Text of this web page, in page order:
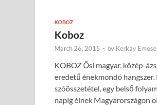
KOBOZ
Koboz
March 26, 2015 - by Kerkay Emese
KOBOZ Ősi magyar, közép-
eredetű énekmondó hangszer.
szóösszetétel, egy belső
napig élnek Magyarországon